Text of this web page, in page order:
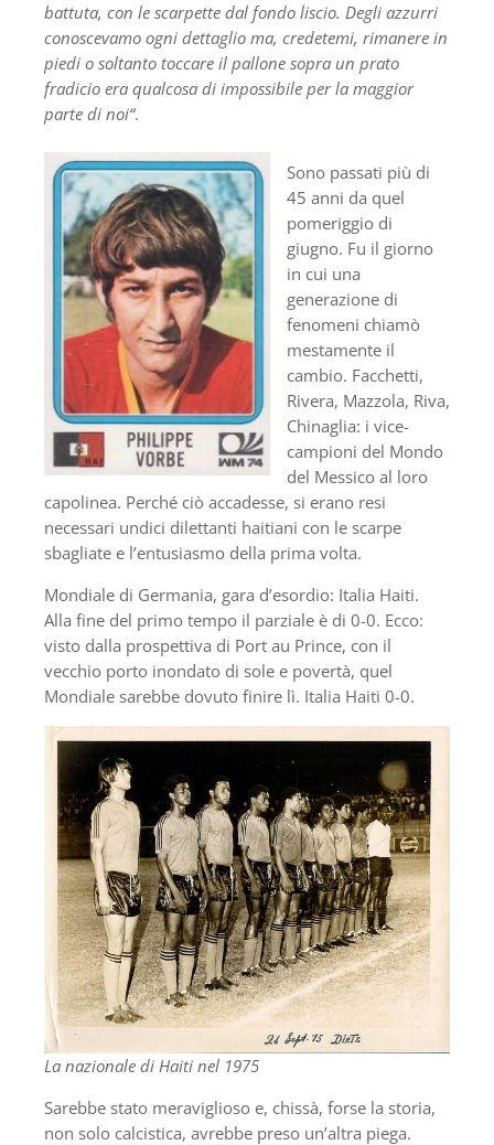
battuta, con le scarpette dal fondo liscio. Degli azzurri
conoscevamo ogni dettaglio ma, credetemi, rimanere in
piedi o soltanto toccare il pallone sopra un prato
fradicio era qualcosa di impossibile per la maggior
parte di noi“.
Sono passati più di
45 anni da quel
pomeriggio di
giugno. Fu il giorno
in cui una
generazione di
fenomeni chiamò
mestamente il
cambio. Facchetti,
Rivera, Mazzola, Riva,
Chinaglia: i vice-
campioni del Mondo
del Messico al loro
capolinea. Perché ciò accadesse, si erano resi
necessari undici dilettanti haitiani con le scarpe
sbagliate e l’entusiasmo della prima volta.
Mondiale di Germania, gara d’esordio: Italia Haiti.
Alla fine del primo tempo il parziale è di 0-0. Ecco:
visto dalla prospettiva di Port au Prince, con il
vecchio porto inondato di sole e povertà, quel
Mondiale sarebbe dovuto finire lì. Italia Haiti 0-0.
La nazionale di Haiti nel 1975
Sarebbe stato meraviglioso e, chissà, forse la storia,
non solo calcistica, avrebbe preso un’altra piega.